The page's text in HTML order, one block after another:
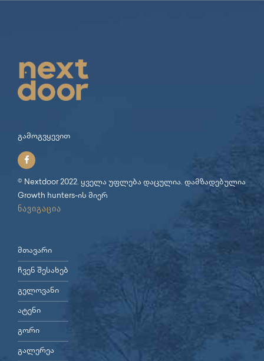
გამოგვყევით
© Nextdoor 2022. ყველა უფლება დაცულია. დამზადებულია
Growth hunters-ის მიერ
ნავიგაცია
მთავარი
ჩვენ შესახებ
გელოვანი
ატენი
გორი
გალერეა